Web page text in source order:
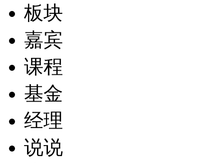
板块
嘉宾
课程
基金
经理
说说